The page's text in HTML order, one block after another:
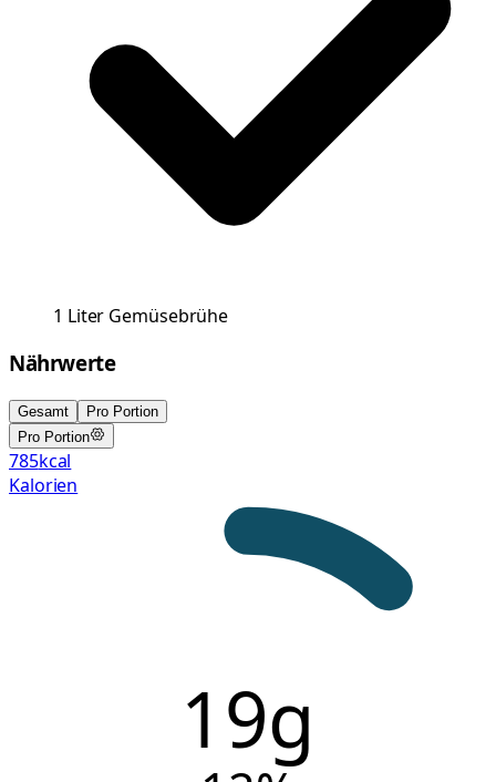
1 Liter Gemüsebrühe
Nährwerte
Gesamt
Pro Portion
Pro Portion
785kcal
Kalorien
19g